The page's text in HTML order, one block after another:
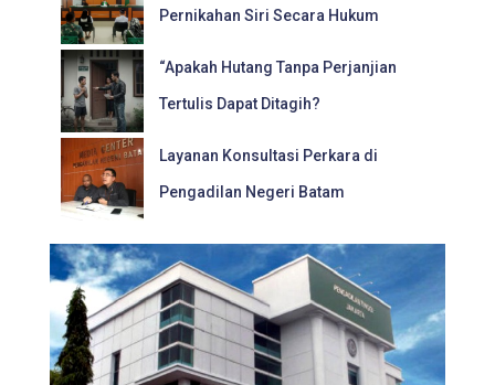
Pernikahan Siri Secara Hukum
“Apakah Hutang Tanpa Perjanjian
Tertulis Dapat Ditagih?
Layanan Konsultasi Perkara di
Pengadilan Negeri Batam